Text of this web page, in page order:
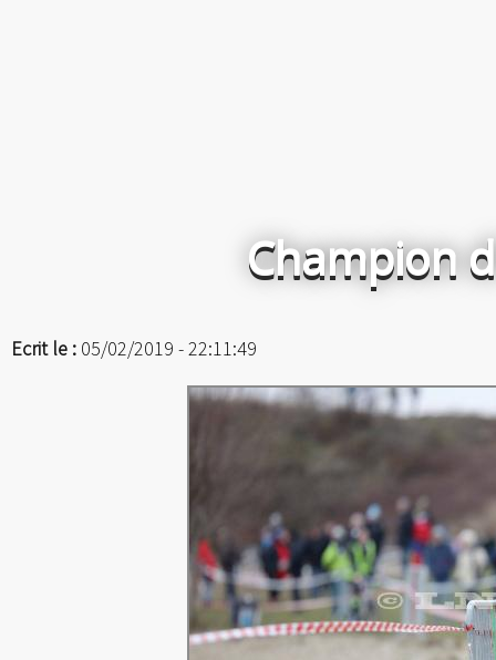
Champion
Ecrit le : 05/02/2019 - 22:11:49